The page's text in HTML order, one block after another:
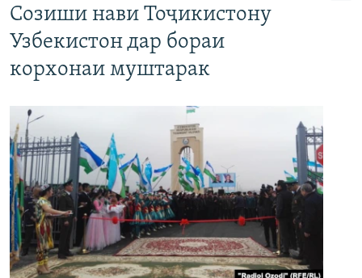
Созиши нави Тоҷикистону
Узбекистон дар бораи
корхонаи муштарак